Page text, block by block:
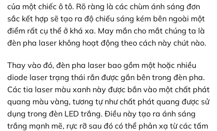
của một chiếc ô tô. Rõ ràng là các chùm ánh sáng đơn
sắc kết hợp sẽ tạo ra độ chiếu sáng kém bên ngoài một
điểm rất cụ thể ở khá xa. May mắn cho mắt chúng ta là
đèn pha laser không hoạt động theo cách này chút nào.
Thay vào đó, đèn pha laser bao gồm một hoặc nhiều
diode laser trạng thái rắn được gắn bên trong đèn pha.
Các tia laser màu xanh này được bắn vào một chất phát
quang màu vàng, tương tự như chất phát quang được sử
dụng trong đèn LED trắng. Điều này tạo ra ánh sáng
trắng mạnh mẽ, rực rỡ sau đó có thể phản xạ từ các tấm